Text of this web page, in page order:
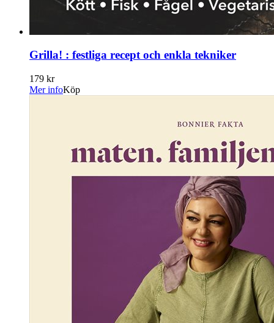
Grilla! : festliga recept och enkla tekniker
179 kr
Mer infoKöp